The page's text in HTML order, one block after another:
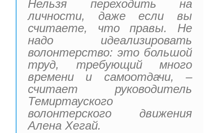
Нельзя переходить на
личности, даже если вы
считаете, что правы. Не
надо идеализировать
волонтерство: это большой
труд, требующий много
времени и самоотдачи, –
считает руководитель
Темиртауского
волонтерского движения
Алена Хегай.